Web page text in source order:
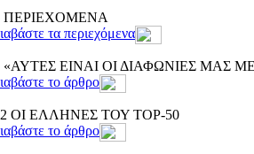
ΠΕΡΙΕΧΟΜΕΝΑ
τα περιεχόμενα
«ΑΥΤΕΣ ΕΙΝΑΙ ΟΙ ΔΙΑΦΩΝΙΕΣ ΜΑΣ
το άρθρο
ΟΙ ΕΛΛΗΝΕΣ ΤΟΥ TOP-50
το άρθρο